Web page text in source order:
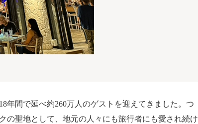
年間で延べ約260万人のゲストを迎えてきました。つ
の聖地として、地元の人々にも旅行者にも愛され続け